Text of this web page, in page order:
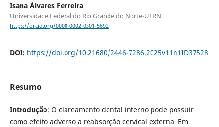
Isana Álvares Ferreira
Universidade Federal do Rio Grande do Norte-UFRN
https://orcid.org/0000-0002-0301-5692
DOI: https://doi.org/10.21680/2446-7286.2025v11n1ID37528
Resumo
Introdução: O clareamento dental interno pode possuir
como efeito adverso a reabsorção cervical externa. Em